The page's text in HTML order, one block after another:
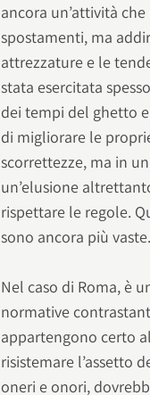
ancora un’attività
spostamenti, ma
attrezzature e le
stata esercitata
dei tempi del ghetto
di migliorare le
scorrettezze, ma in
un’elusione
rispettare le regole.
sono ancora più vaste.
Nel caso di Roma, è
normative
appartengono certo
risistemare l’assetto
oneri e onori,